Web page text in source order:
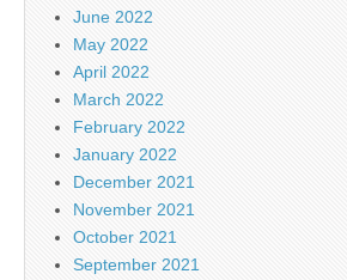
June 2022
May 2022
April 2022
March 2022
February 2022
January 2022
December 2021
November 2021
October 2021
September 2021